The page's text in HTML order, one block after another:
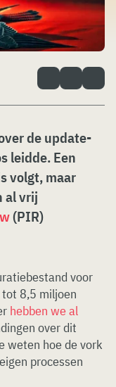
de update-
leidde. Een
volgt, maar
al vrij
(PIR)
voor
8,5 miljoen
hebben we al
over dit
weten hoe de vork
processen